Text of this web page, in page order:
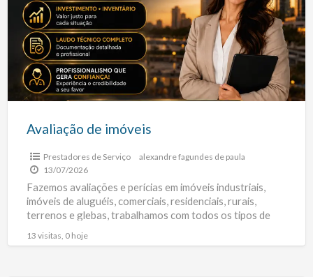
Avaliação de imóveis
Prestadores de Serviço
alexandre fagundes de paula
13/07/2026
Fazemos avaliações e perícias em imóveis industriais,
imóveis de aluguéis, comerciais, residenciais, rurais,
terrenos e glebas, trabalhamos com todos os tipos de
13 visitas, 0 hoje